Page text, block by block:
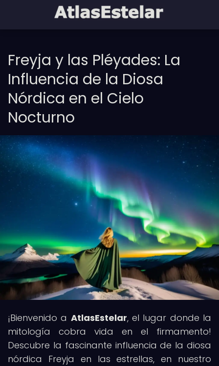
Freyja y las Pléyades: La
Influencia de la Diosa
Nórdica en el Cielo
Nocturno
¡Bienvenido a AtlasEstelar, el lugar donde la
mitología cobra vida en el firmamento!
Descubre la fascinante influencia de la diosa
nórdica Freyja en las estrellas, en nuestro